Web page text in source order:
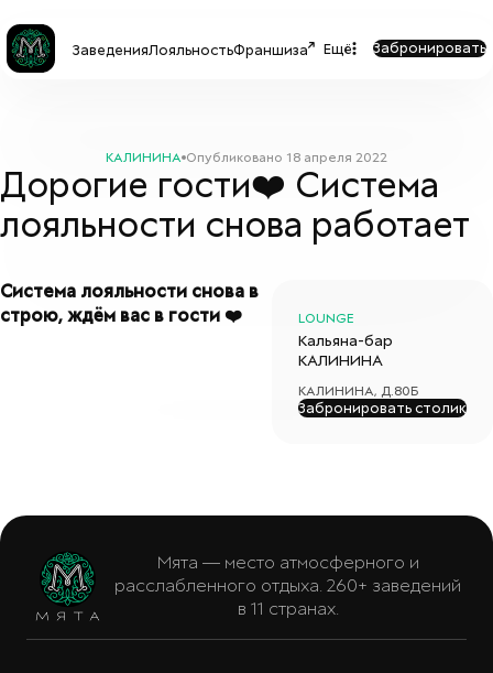
ЗаведенияЛояльностьФраншиза Ещё Забронировать
КАЛИНИНА Опубликовано 18 апреля 2022
Дорогие гости❤️ Система
лояльности снова работает
Система лояльности снова в
строю, ждём вас в гости ❤️
LOUNGE
Кальяна-бар
КАЛИНИНА
КАЛИНИНА, Д.80Б
Забронировать столик
Мята — место атмосферного и
расслабленного отдыха. 260+ заведений
в 11 странах.